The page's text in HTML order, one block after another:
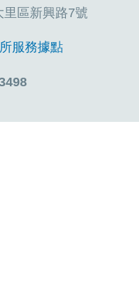
區新興路7號
服務據點